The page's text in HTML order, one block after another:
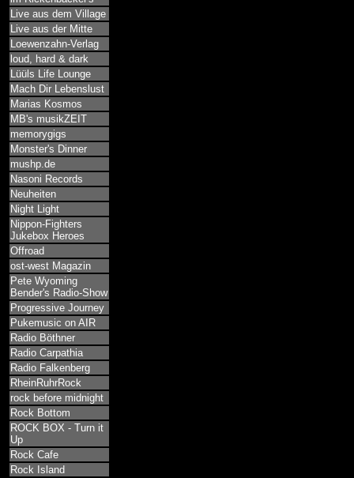
Live aus dem Village
Live aus der Mitte
Loewenzahn-Verlag
loud, hard & dark
Lüüls Life Lounge
Mach Dir Lebenslust
Marias Kosmos
MB's musikZEIT
memorygigs
Monster's Dinner
mushp.de
Nasoni Records
Neuheiten
Night Light
Nippon-Fighters
Jukebox Heroes
Offroad
ost-west Magazin
Pete Wyoming
Bender's Radio-Show
Progressive Journey
Pukemusic on AIR
Radio Böthner
Radio Carpathia
Radio Falkenberg
RheinRuhrRock
rock before midnight
Rock Bottom
ROCK BOX - Turn it
Up
Rock Cafe
Rock Island